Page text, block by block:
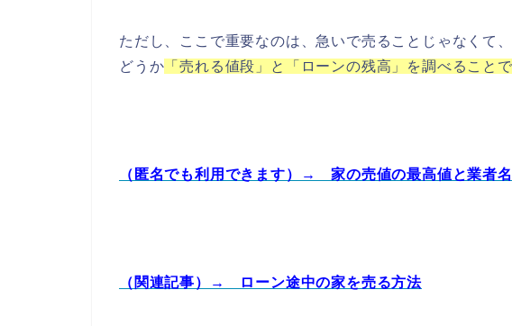
ただし、ここで重要なのは、急いで売ることじゃなくて
どうか 「売れる値段」と「ローンの残高」を調べることで
（匿名でも利用できます）→ 家の売値の最高値と業者
（関連記事）→ ローン途中の家を売る方法